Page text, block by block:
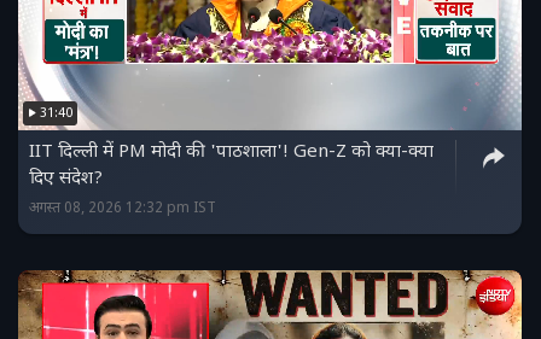
31:40
IIT दिल्ली में PM मोदी की 'पाठशाला'! Gen-Z को क्या-क्या
दिए संदेश?
अगस्त 08, 2026 12:32 pm IST